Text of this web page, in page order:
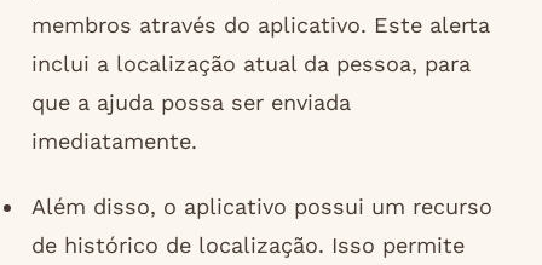
membros através do aplicativo. Este alerta
inclui a localização atual da pessoa, para
que a ajuda possa ser enviada
imediatamente.
Além disso, o aplicativo possui um recurso
de histórico de localização. Isso permite